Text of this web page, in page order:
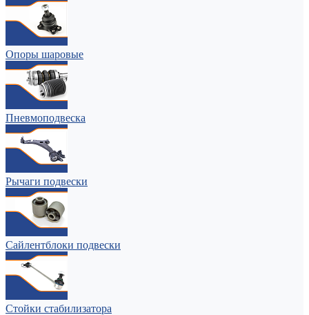
Опоры шаровые
Пневмоподвеска
Рычаги подвески
Сайлентблоки подвески
Стойки стабилизатора